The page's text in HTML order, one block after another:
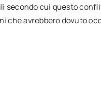
secondo cui questo
che avrebbero dovuto